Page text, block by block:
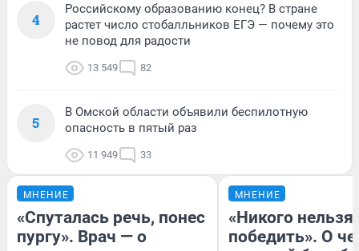
4
Российскому образованию конец? В стране
растет число стобалльников ЕГЭ — почему это
не повод для радости
13 549 82
5
В Омской области объявили беспилотную
опасность в пятый раз
11 949 33
МНЕНИЕ
«Спуталась речь, понес
пургу». Врач — о
МНЕНИЕ
«Никого нельзя
победить». О